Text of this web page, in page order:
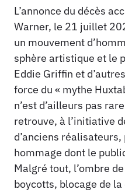
L’annonce du décès
Warner, le 21 juillet
un mouvement
sphère artistique et le
Eddie Griffin et
force du « mythe
n’est d’ailleurs pas
retrouve, à l’initiative
d’anciens
hommage dont le
Malgré tout, l’ombre
boycotts, blocage de